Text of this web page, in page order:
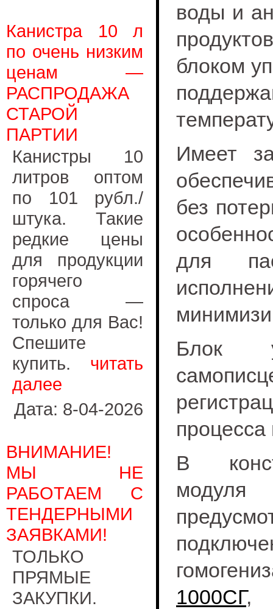
Канистра 10 л
по очень низким
ценам —
РАСПРОДАЖА
СТАРОЙ
ПАРТИИ
Канистры 10
литров оптом
по 101 рубл./
штука. Такие
редкие цены
для продукции
горячего
спроса —
только для Вас!
Спешите
купить. читать
далее
Дата: 8-04-2026
ВНИМАНИЕ!
МЫ НЕ
РАБОТАЕМ С
ТЕНДЕРНЫМИ
ЗАЯВКАМИ!
ТОЛЬКО
ПРЯМЫЕ
ЗАКУПКИ.
воды и
блоком
Имеет
без
для
Блок
процесса
В
1000СГ,